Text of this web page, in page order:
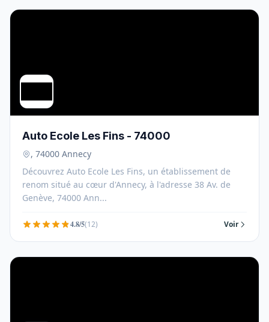
Auto Ecole Les Fins - 74000
, 74000 Annecy
Découvrez Auto Ecole Les Fins, un établissement de
renom situé au cœur d'Annecy, à l'adresse 38 Av. de
Genève, 74000 Ann...
4.8/5(12) Voir